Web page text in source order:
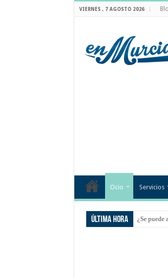
VIERNES , 7 AGOSTO 2026
Ocio Servicios
Última hora ¿Se puede